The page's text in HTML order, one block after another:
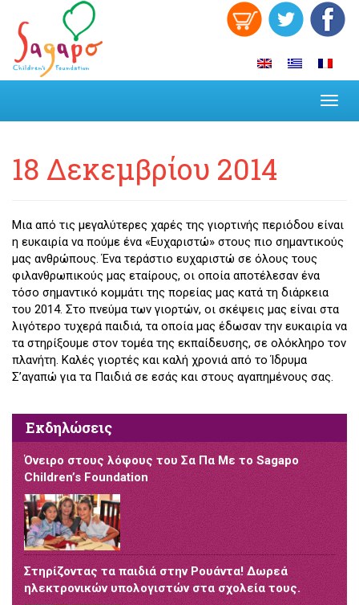
18 Δεκεμβρίου 2014
Μια από τις μεγαλύτερες χαρές της γιορτινής περιόδου είναι
η ευκαιρία να πούμε ένα «Ευχαριστώ» στους πιο σημαντικούς
μας ανθρώπους. Ένα τεράστιο ευχαριστώ σε όλους τους
φιλανθρωπικούς μας εταίρους, οι οποία αποτέλεσαν ένα
τόσο σημαντικό κομμάτι της πορείας μας κατά τη διάρκεια
του 2014. Στο πνεύμα των γιορτών, οι σκέψεις μας είναι στα
λιγότερο τυχερά παιδιά, τα οποία μας έδωσαν την ευκαιρία να
τα στηρίξουμε στον τομέα της εκπαίδευσης, σε ολόκληρο τον
πλανήτη. Καλές γιορτές και καλή χρονιά από το Ίδρυμα
Σ’αγαπώ για τα Παιδιά σε εσάς και στους αγαπημένους σας.
Εκδηλώσεις
Όνειρο στους λόφους του Σα Πα Με το Sagapo
Children’s Foundation
Στηρίζοντας τα παιδιά στην Ρουάντα! Δωρεά
ηλεκτρονικών υπολογιστών στα σχολεία τους.